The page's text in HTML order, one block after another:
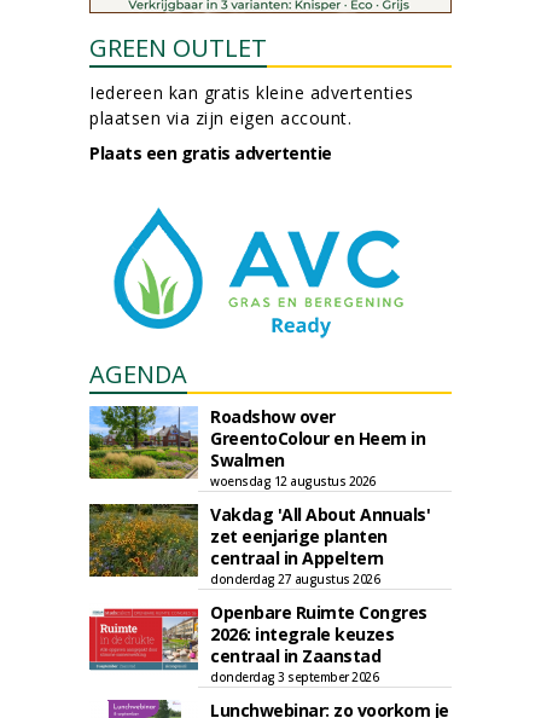
GREEN OUTLET
Iedereen kan gratis kleine advertenties
plaatsen via zijn eigen account.
Plaats een gratis advertentie
AGENDA
Roadshow over
GreentoColour en Heem in
Swalmen
woensdag 12 augustus 2026
Vakdag 'All About Annuals'
zet eenjarige planten
centraal in Appeltern
donderdag 27 augustus 2026
Openbare Ruimte Congres
2026: integrale keuzes
centraal in Zaanstad
donderdag 3 september 2026
Lunchwebinar: zo voorkom je